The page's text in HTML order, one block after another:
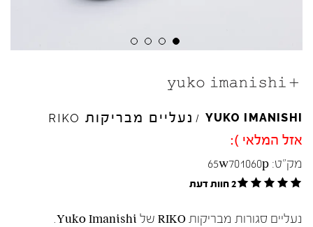
YUKO IMANISHI
/ נעליים מבריקות RIKO
אזל המלאי ):
מק"ט: 65w701060p
2 חוות דעת
נעליים סגורות מבריקות RIKO של Yuko Imanishi.